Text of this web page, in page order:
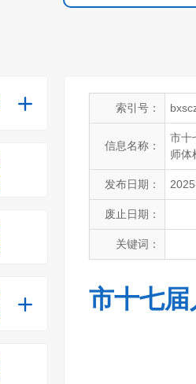
索引号：
信息名称：
市十
师体
发布日期：
废止日期：
关键词：
市十七